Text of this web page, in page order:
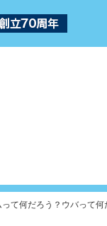
て何だろう？ウバって